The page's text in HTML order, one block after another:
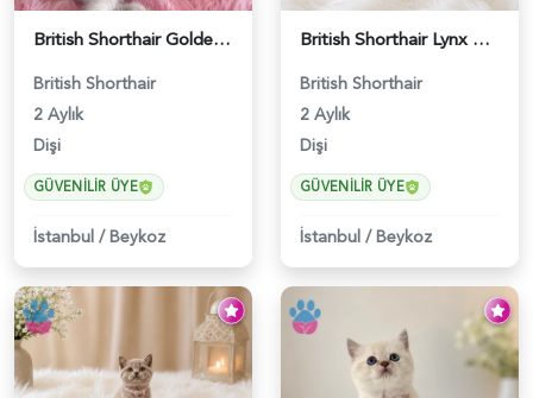
British Shorthair Golden Point Yavrumuz - 5571
British Shorthair
2 Aylık
Dişi
GÜVENILIR ÜYE
İstanbul /Beykoz
British Shorthair Lynx Point Güzel Kızımız - 4640
British Shorthair
2 Aylık
Dişi
GÜVENILIR ÜYE
İstanbul /Beykoz